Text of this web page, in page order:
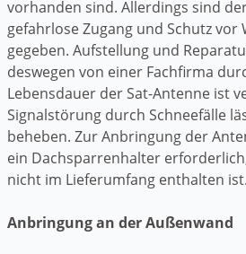
vorhanden sind. Allerdings sind
gefahrlose Zugang und Schutz
gegeben. Aufstellung und
deswegen von einer Fachfirma
Lebensdauer der Sat-Antenne ist
Signalstörung durch Schneefälle
beheben. Zur Anbringung der
ein Dachsparrenhalter
nicht im Lieferumfang enthalten ist.
Anbringung an der Außenwand